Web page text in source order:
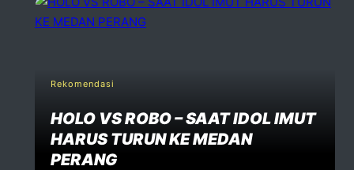
Rekomendasi
HOLO VS ROBO – SAAT IDOL IMUT
HARUS TURUN KE MEDAN
PERANG